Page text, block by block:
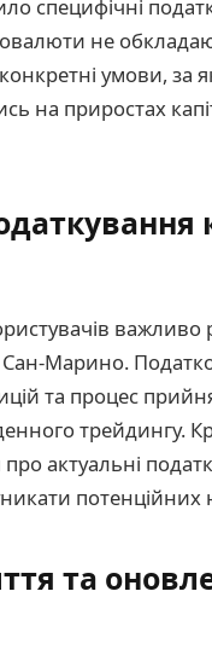
специфічні
не
умови, за
на приростах
важливо
Марино.
та процес
трейдингу.
актуальні
та